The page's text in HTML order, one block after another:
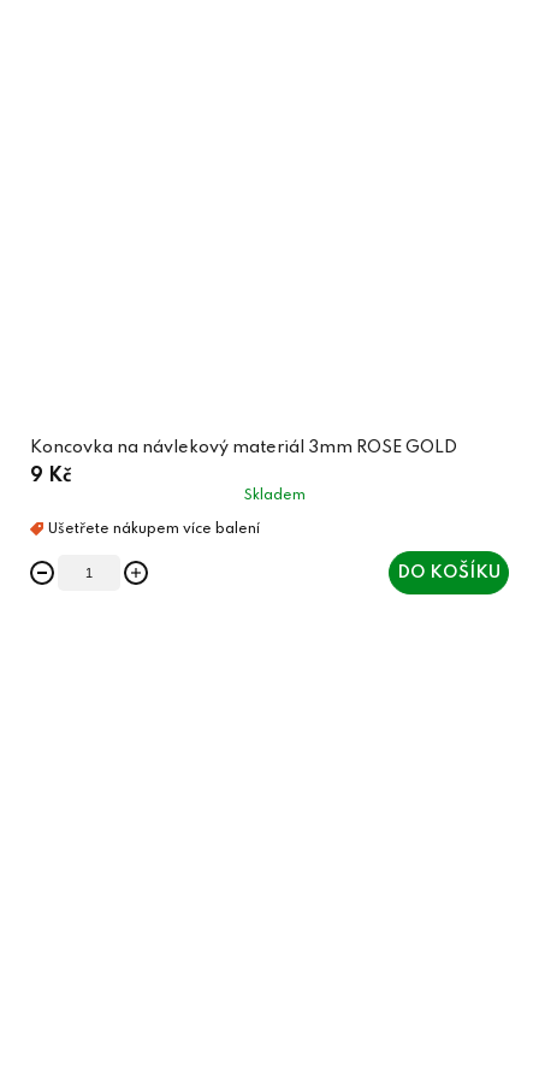
Koncovka na návlekový materiál 3mm ROSE GOLD
9 Kč
Skladem
DO KOŠÍKU